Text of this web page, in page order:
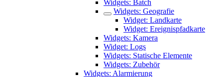
Widgets: Batch
Widgets: Geografie
Widget: Landkarte
Widget: Ereignispfadkarte
Widgets: Kamera
Widget: Logs
Widgets: Statische Elemente
Widgets: Zubehör
Widgets: Alarmierung